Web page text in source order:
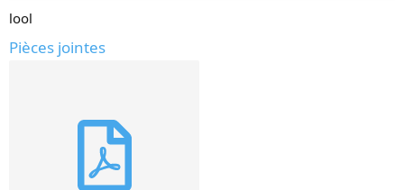
lool
Pièces jointes